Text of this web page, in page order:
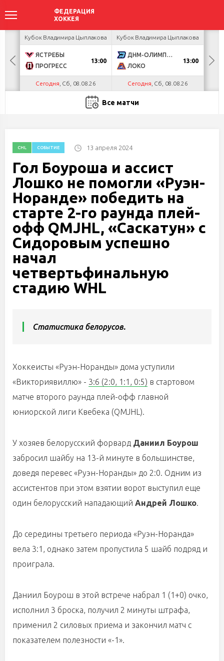
Кубок Владимира Цыплакова
ЯСТРЕБЫ
ПРОГРЕСС
13:00
Сегодня , Сб, 08.08.26
Кубок Владимира Цыплакова
ДНМ-ОЛИМПИК
ЛОКО
13:00
Сегодня , Сб, 08.08.26
Все матчи
CHL СОБЫТИЕ 13 апреля 2024
Гол Боуроша и ассист
Лошко не помогли «Руэн-
Норанде» победить на
старте 2-го раунда плей-
офф QMJHL, «Саскатун» с
Сидоровым успешно
начал
четвертьфинальную
стадию WHL
Статистика белорусов.
Хоккеисты «Руэн-Норанды» дома уступили
«Викториявиллю» - 3:6 (2:0, 1:1, 0:5) в стартовом
матче второго раунда плей-офф главной
юниорской лиги Квебека (QMJHL).
У хозяев белорусский форвард Даниил Боурош
забросил шайбу на 13-й минуте в большинстве,
доведя перевес «Руэн-Норанды» до 2:0. Одним из
ассистентов при этом взятии ворот выступил еще
один белорусский нападающий Андрей Лошко.
До середины третьего периода «Руэн-Норанда»
вела 3:1, однако затем пропустила 5 шайб подряд и
проиграла.
Даниил Боурош в этой встрече набрал 1 (1+0) очко,
исполнил 3 броска, получил 2 минуты штрафа,
применил 2 силовых приема и закончил матч с
показателем полезности «-1».